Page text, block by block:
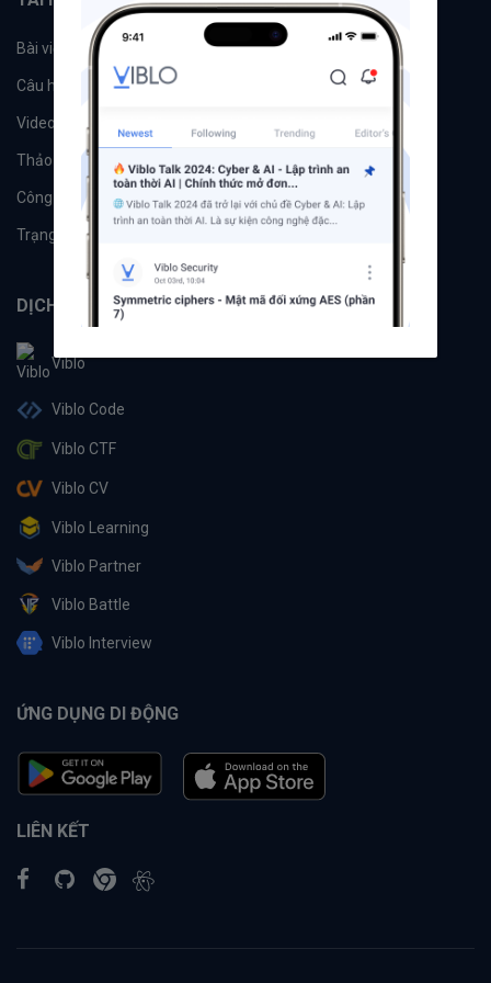
Bài viết Tổ chức
Câu hỏi
Videos
Thảo luận Đề xuất hệ thống
Công cụ Machine Learning
Trạng thái hệ thống
DỊCH VỤ
Viblo
Viblo Code
Viblo CTF
Viblo CV
Viblo Learning
Viblo Partner
Viblo Battle
Viblo Interview
ỨNG DỤNG DI ĐỘNG
LIÊN KẾT